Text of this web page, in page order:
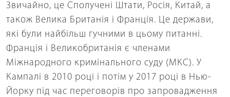
Звичайно, це Сполучені Штати, Росія, Китай, а
також Велика Британія і Франція. Це держави,
які були найбільш гучними в цьому питанні.
Франція і Великобританія є членами
Міжнародного кримінального суду (МКС). У
Кампалі в 2010 році і потім у 2017 році в Нью-
Йорку під час переговорів про запровадження